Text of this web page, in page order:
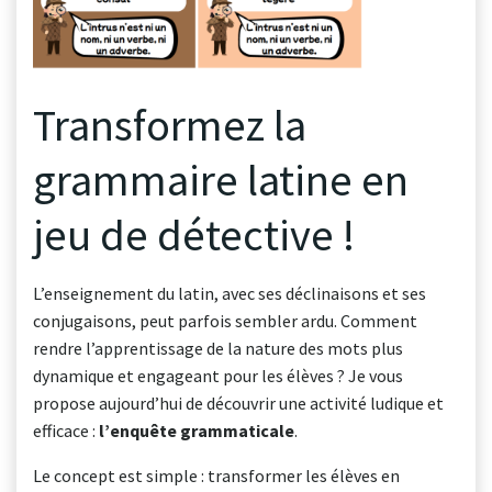
Transformez la
grammaire latine en
jeu de détective !
L’enseignement du latin, avec ses déclinaisons et ses
conjugaisons, peut parfois sembler ardu. Comment
rendre l’apprentissage de la nature des mots plus
dynamique et engageant pour les élèves ? Je vous
propose aujourd’hui de découvrir une activité ludique et
efficace : l’enquête grammaticale.
Le concept est simple : transformer les élèves en